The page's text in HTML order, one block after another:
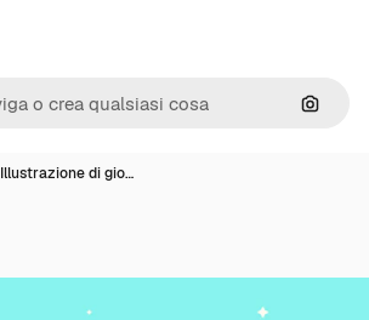
Cerca
Illustrazione di gio…